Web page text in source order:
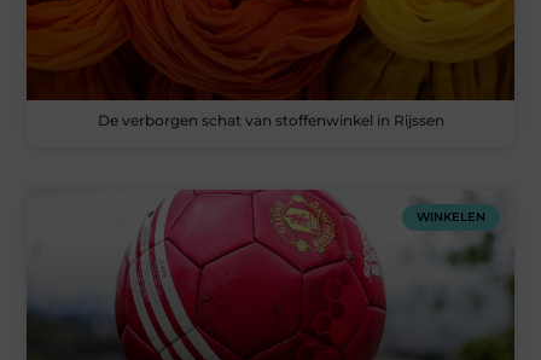
De verborgen schat van stoffenwinkel in Rijssen
WINKELEN